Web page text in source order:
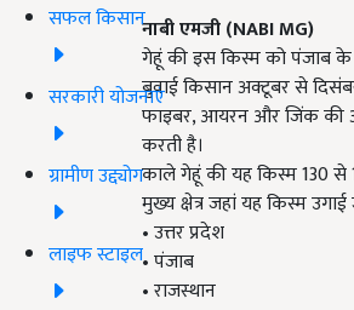
सफल किसान
सरकारी योजनाएं
ग्रामीण उद्द्योग
लाइफ स्टाइल
नाबी एमजी (NABI MG)
गेहूं की इस किस्म को पंजाब के
बुवाई किसान अक्टूबर से
फाइबर, आयरन और जिंक की
करती है।
काले गेहूं की यह किस्म 130 से
मुख्य क्षेत्र जहां यह किस्म उगाई
• उत्तर प्रदेश
• पंजाब
• राजस्थान